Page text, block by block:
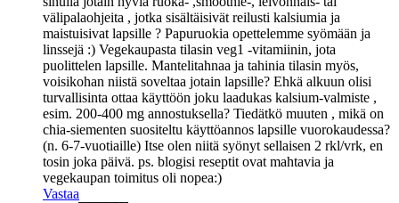
välipalaohjeita , jotka sisältäisivät reilusti kalsiumia ja
maistuisivat lapsille ? Papuruokia opettelemme syömään ja
linssejä :) Vegekaupasta tilasin veg1 -vitamiinin, jota
puolittelen lapsille. Mantelitahnaa ja tahinia tilasin myös,
voisikohan niistä soveltaa jotain lapsille? Ehkä alkuun olisi
turvallisinta ottaa käyttöön joku laadukas kalsium-valmiste ,
esim. 200-400 mg annostuksella? Tiedätkö muuten , mikä on
chia-siementen suositeltu käyttöannos lapsille vuorokaudessa?
(n. 6-7-vuotiaille) Itse olen niitä syönyt sellaisen 2 rkl/vrk, en
tosin joka päivä. ps. blogisi reseptit ovat mahtavia ja
vegekaupan toimitus oli nopea:)
Vastaa